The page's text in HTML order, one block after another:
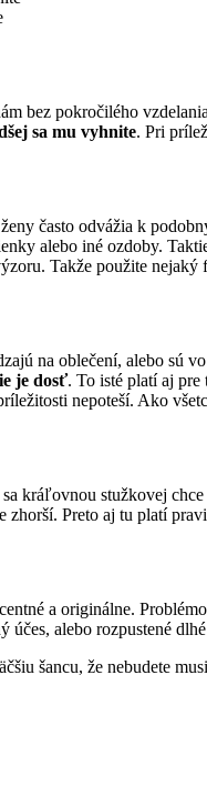
bez pokročilého
sa mu vyhnite. Pri
často odvážia k
alebo iné ozdoby.
Takže použite
na oblečení, alebo sú
je dosť. To isté platí aj pre
nepoteší. Ako
kráľovnou stužkovej
zhorší. Preto aj tu platí
a originálne.
alebo rozpustené
šancu, že nebudete